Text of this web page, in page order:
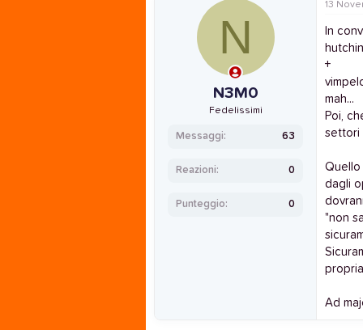
N
N3M0
Fedelissimi
Messaggi 63
Reazioni 0
Punteggio 0
13
In
+
mah...
Poi,
settori
Quello
dagli
"non
Ad